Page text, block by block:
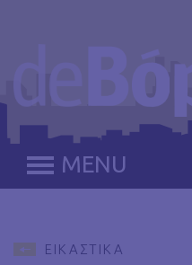
MENU
ΕΙΚΑΣΤΙΚΑ